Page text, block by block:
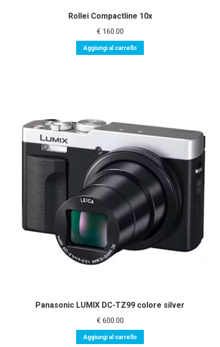
Rollei Compactline 10x
€160.00
Aggiungi al carrello
Panasonic LUMIX DC-TZ99 colore silver
€600.00
Aggiungi al carrello